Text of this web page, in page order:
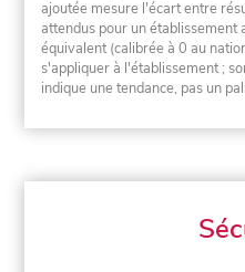
ajoutée mesure l'écart entre
attendus pour un établissement
équivalent (calibrée à 0 au
s'appliquer à l'établissement ;
indique une tendance, pas un